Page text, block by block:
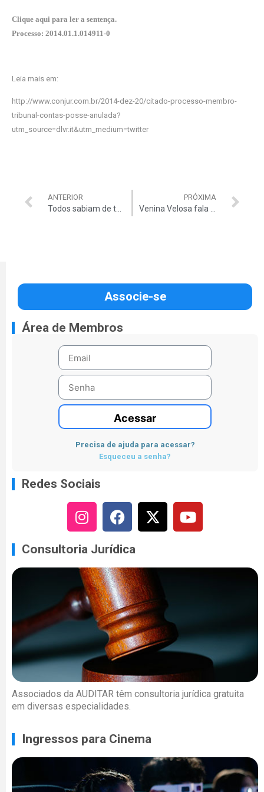
Clique aqui para ler a sentença.
Processo: 2014.01.1.014911-0
Leia mais em:
http://www.conjur.com.br/2014-dez-20/citado-processo-membro-
tribunal-contas-posse-anulada?
utm_source=dlvr.it&utm_medium=twitter
ANTERIOR PRÓXIMA
Associe-se
Área de Membros
Acessar
Precisa de ajuda para acessar?
Esqueceu a senha?
Redes Sociais
Consultoria Jurídica
Associados da AUDITAR têm consultoria jurídica gratuita
em diversas especialidades.
Ingressos para Cinema